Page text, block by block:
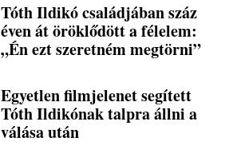
Tóth Ildikó családjában száz
éven át öröklődött a félelem:
„Én ezt szeretném megtörni”
Egyetlen filmjelenet segített
Tóth Ildikónak talpra állni a
válása után